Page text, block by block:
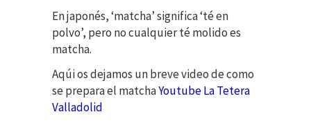
En japonés, ‘matcha’ significa ‘té en
polvo’, pero no cualquier té molido es
matcha.
Aqúi os dejamos un breve video de como
se prepara el matchaYoutube La Tetera
Valladolid